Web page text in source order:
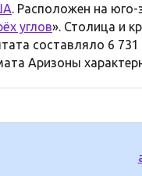
. Расположен на
углов». Столица и
составляло 6 731
Аризоны